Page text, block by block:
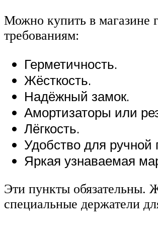
Можно купить в магазине
требованиям:
Герметичность.
Жёсткость.
Надёжный замок.
Амортизаторы или
Лёгкость.
Удобство для ручной
Яркая узнаваемая
Эти пункты обязательны.
специальные держатели